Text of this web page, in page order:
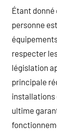
Étant donné
personne
respecter
législation
principale
installations
ultime